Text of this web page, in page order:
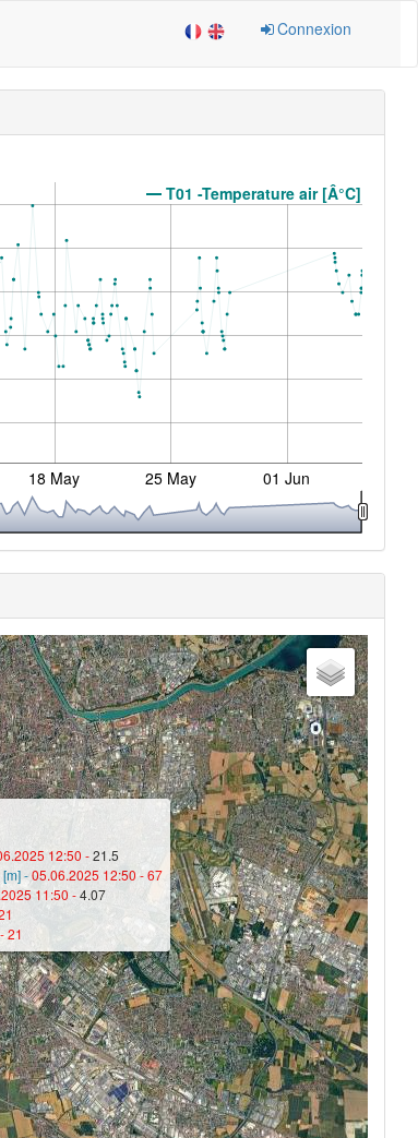
Connexion
T01 -Temperature air [Â°C]
18 May 25 May 01 Jun
12:50 -21.5
-05.06.2025 12:50 -67
11:50 -4.07
21